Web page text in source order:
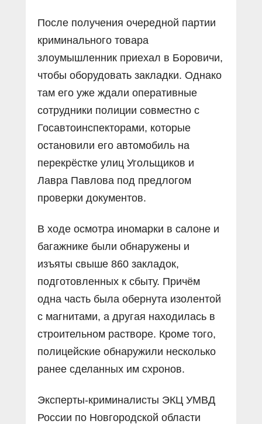
После получения очередной партии
криминального товара
злоумышленник приехал в Боровичи,
чтобы оборудовать закладки. Однако
там его уже ждали оперативные
сотрудники полиции совместно с
Госавтоинспекторами, которые
остановили его автомобиль на
перекрёстке улиц Угольщиков и
Лавра Павлова под предлогом
проверки документов.
В ходе осмотра иномарки в салоне и
багажнике были обнаружены и
изъяты свыше 860 закладок,
подготовленных к сбыту. Причём
одна часть была обернута изолентой
с магнитами, а другая находилась в
строительном растворе. Кроме того,
полицейские обнаружили несколько
ранее сделанных им схронов.
Эксперты-криминалисты ЭКЦ УМВД
России по Новгородской области